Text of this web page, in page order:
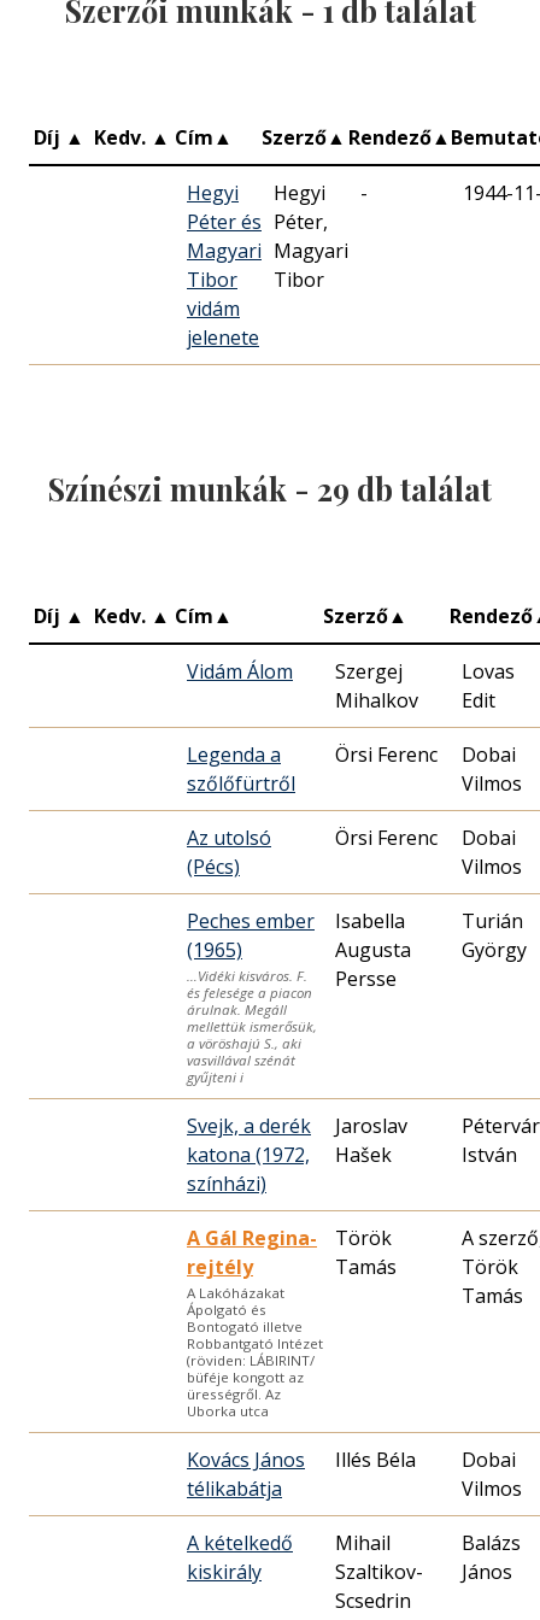
Szerzői munkák - 1 db találat
Díj ▲ Kedv. ▲ Cím▲ Szerző▲ Rendező▲
Hegyi
Péter és
Magyari
Tibor
vidám
jelenete
Hegyi
Péter,
Magyari
Tibor
- 1944-
Színészi munkák - 29 db találat
Díj ▲ Kedv. ▲ Cím▲ Szerző▲ Rendező
Vidám Álom
Szergej
Mihalkov
Lovas
Edit
Legenda a
szőlőfürtről
Örsi Ferenc
Dobai
Vilmos
Az utolsó
(Pécs)
Örsi Ferenc
Dobai
Vilmos
Peches ember
(1965)
…Vidéki kisváros. F.
és felesége a piacon
árulnak. Megáll
mellettük ismerősük,
a vöröshajú S., aki
vasvillával szénát
gyűjteni i
Isabella
Augusta
Persse
Turián
György
Svejk, a derék
katona (1972,
színházi)
Jaroslav
Hašek
István
A Gál Regina-
rejtély
A Lakóházakat
Ápolgató és
Bontogató illetve
Robbantgató Intézet
(röviden: LÁBIRINT/
büféje kongott az
ürességről. Az
Uborka utca
Török
Tamás
A
Török
Tamás
Kovács János
télikabátja
Illés Béla
Dobai
Vilmos
A kételkedő
kiskirály
Mihail
Szaltikov-
Scsedrin
Balázs
János